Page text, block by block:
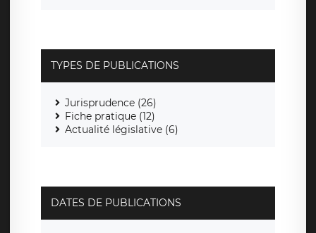
TYPES DE PUBLICATIONS
Jurisprudence (26)
Fiche pratique (12)
Actualité législative (6)
DATES DE PUBLICATIONS